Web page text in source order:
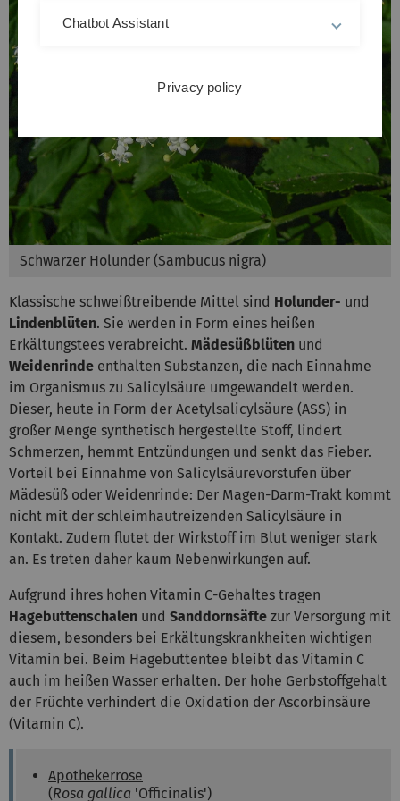
Schwarzer Holunder (Sambucus nigra)
Klassische schweißtreibende Mittel sind Holunder- und
Lindenblüten. Sie werden in Form eines heißen
Erkältungstees verabreicht. Mädesüßblüten und
Weidenrinde enthalten Substanzen, die nach Einnahme
im Organismus zu Salicylsäure umgewandelt werden.
Dieser, heute in Form der Acetylsalicylsäure (ASS) in
großer Menge synthetisch hergestellte Stoff, lindert
Schmerzen, hemmt Entzündungen und senkt das Fieber.
Vorteil bei Einnahme von Salicylsäurevorstufen über
Mädesüß oder Weidenrinde: Der Magen-Darm-Trakt kommt
nicht mit der schleimhautreizenden Salicylsäure in
Kontakt. Zudem flutet der Wirkstoff im Blut weniger stark
an. Es treten daher kaum Nebenwirkungen auf.
Aufgrund ihres hohen Vitamin C-Gehaltes tragen
Hagebuttenschalen und Sanddornsäfte zur Versorgung mit
diesem, besonders bei Erkältungskrankheiten wichtigen
Vitamin bei. Beim Hagebuttentee bleibt das Vitamin C
auch im heißen Wasser erhalten. Der hohe Gerbstoffgehalt
der Früchte verhindert die Oxidation der Ascorbinsäure
(Vitamin C).
Apothekerrose
(Rosa gallica 'Officinalis')
Chatbot Assistant
Privacy policy